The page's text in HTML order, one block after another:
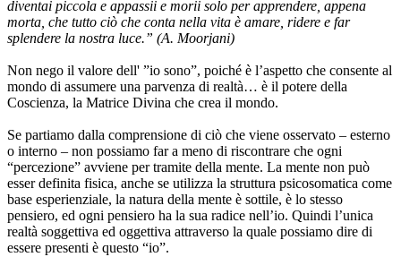
diventai piccola e appassii e morii solo per apprendere, appena
morta, che tutto ciò che conta nella vita è amare, ridere e far
splendere la nostra luce.” (A. Moorjani)
Non nego il valore dell' ”io sono”, poiché è l’aspetto che consente al
mondo di assumere una parvenza di realtà… è il potere della
Coscienza, la Matrice Divina che crea il mondo.
Se partiamo dalla comprensione di ciò che viene osservato – esterno
o interno – non possiamo far a meno di riscontrare che ogni
“percezione” avviene per tramite della mente. La mente non può
esser definita fisica, anche se utilizza la struttura psicosomatica come
base esperienziale, la natura della mente è sottile, è lo stesso
pensiero, ed ogni pensiero ha la sua radice nell’io. Quindi l’unica
realtà soggettiva ed oggettiva attraverso la quale possiamo dire di
essere presenti è questo “io”.